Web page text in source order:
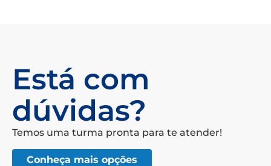
Está com
dúvidas?
Temos uma turma pronta para te atender!
Conheça mais opções